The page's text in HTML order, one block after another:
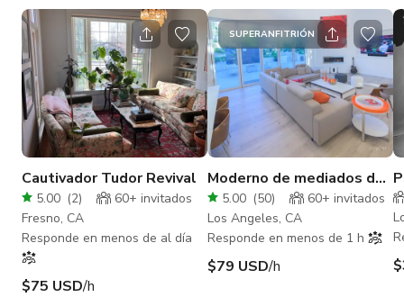
Cautivador Tudor Revival
5.00 (2) 60+ invitados
Fresno, CA
Responde en menos de al día
$75 USD/h
SUPERANFITRIÓN
Moderno de mediados de
siglo - techo alto.
Luminoso, soleado y listo
para vertical
5.00 (50) 60+ invitados
Los Angeles, CA
Responde en menos de 1 h
$79 USD/h